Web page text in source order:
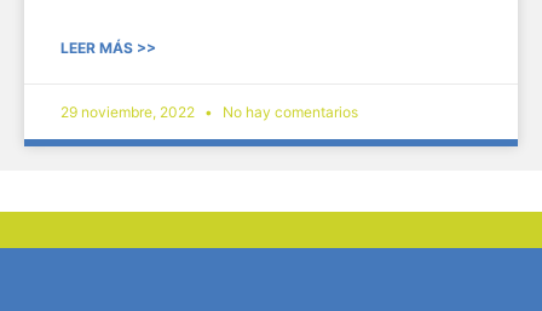
LEER MÁS >>
29 noviembre, 2022 No hay comentarios